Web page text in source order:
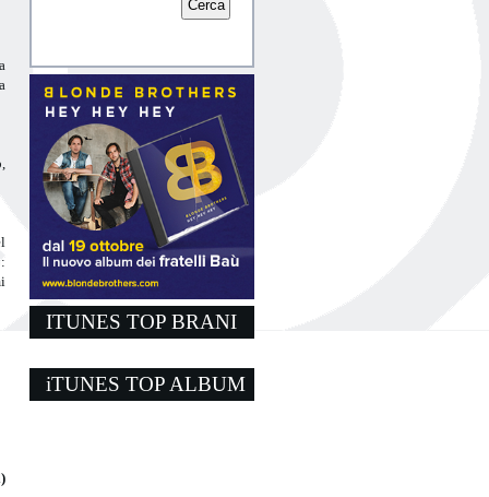
ITUNES TOP BRANI
iTUNES TOP ALBUM